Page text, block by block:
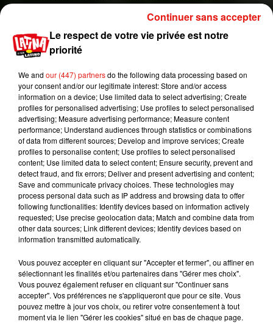
prochaines semaines.
Sont concernés à partir du 13 et tous l’année
arrondissement
à partir de 7 H 00 en semaine et 8 H 00 le week-
end
La coulée verte René Dumont dans le 12eme
arrondissement
à partir de 7 H 30 en semaine et 8 H 00 le week-
end.
Son concernés à partir du 13 mai et jusqu’au 15
septembre
Le square René Le Gall dans le 13eme
à partir de 7 H 00 en semaine et 8 H 00 le week-
end
Le square Sainte Perrine dans le 16eme
Le respect de votre vie privée est notre
priorité
We and our (447) partnersdo the following data processing based on
your consent and/or our legitimate interest: Store and/or access
information on a device; Use limited data to select advertising; Create
profiles for personalised advertising; Use profiles to select personalised
advertising; Measure advertising performance; Measure content
performance; Understand audiences through statistics or combinations
of data from different sources; Develop and improve services; Create
profiles to personalise content; Use profiles to select personalised
content; Use limited data to select content; Ensure security, prevent and
detect fraud, and fix errors; Deliver and present advertising and content;
Save and communicate privacy choices. These technologies may
process personal data such as IP address and browsing data to offer
following functionalities: Identify devices based on information actively
requested; Use precise geolocation data; Match and combine data from
other data sources; Link different devices; Identify devices based on
information transmitted automatically.
Vous pouvez accepter en cliquant sur "Accepter et fermer", ou affiner en
sélectionnant les finalités et/ou partenaires dans "Gérer mes choix".
Vous pouvez également refuser en cliquant sur "Continuer sans
accepter". Vos préférences ne s'appliqueront que pour ce site. Vous
pouvez mettre à jour vos choix, ou retirer votre consentement à tout
moment via le lien "Gérer les cookies" situé en bas de chaque page.
Continuer sans accepter